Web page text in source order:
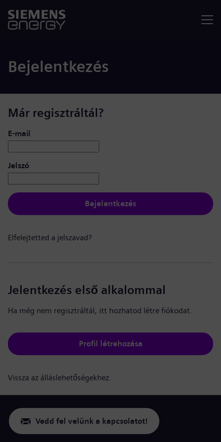
Bejelentkezés
Már regisztráltál?
Bejelentkezés: felhasználó és jelszó
E-mail
Jelszó
Bejelentkezés
Elfelejtetted a jelszavad?
Jelentkezés első alkalommal
Ha még nem regisztráltál, itt hozhatod létre fiókodat.
Profil létrehozása
Vissza az álláslehetőségekhez.
Vedd fel velünk a kapcsolatot!